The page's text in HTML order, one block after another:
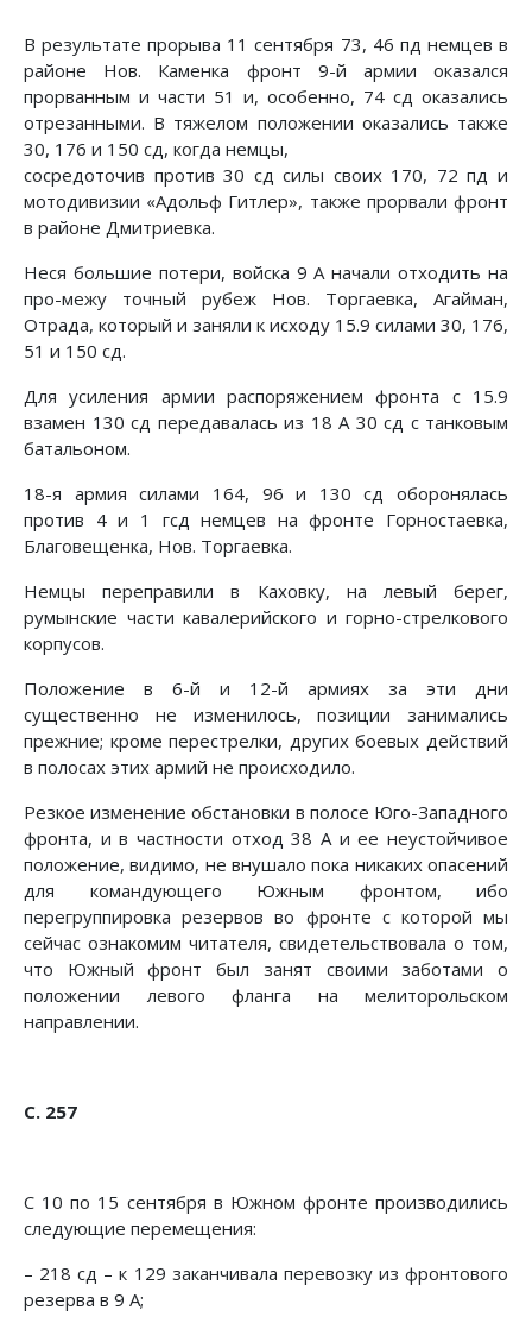
В результате прорыва 11 сентября 73, 46 пд немцев в
районе Нов. Каменка фронт 9-й армии оказался
прорванным и части 51 и, особенно, 74 сд оказались
отрезанными. В тяжелом положении оказались также
30, 176 и 150 сд, когда немцы,
сосредоточив против 30 сд силы своих 170, 72 пд и
мотодивизии «Адольф Гитлер», так­же прорвали фронт
в районе Дмитриевка.
Неся большие потери, войска 9 А начали отходить на
про-межу точный рубеж Нов. Торгаевка, Агайман,
Отрада, кото­рый и заняли к исходу 15.9 силами 30, 176,
51 и 150 сд.
Для усиления армии распоряжением фронта с 15.9
взамен 130 сд передавалась из 18 А 30 сд с танковым
батальоном.
18-я армия силами 164, 96 и 130 сд оборонялась
против 4 и 1 гсд немцев на фронте Горностаевка,
Благовещенка, Нов. Торгаевка.
Немцы переправили в Каховку, на левый берег,
румынские части кавалерийского и горно-стрелкового
корпусов.
Положение в 6-й и 12-й армиях за эти дни
существенно не изменилось, позиции занимались
прежние; кроме перестрел­ки, других боевых действий
в полосах этих армий не происходило.
Резкое изменение обстановки в полосе Юго-Западного
фронта, и в частности отход 38 А и ее неустойчивое
положе­ние, видимо, не внушало пока никаких опасений
для коман­дующего Южным фронтом, ибо
перегруппировка резервов во фронте с которой мы
сейчас ознакомим читателя, свидетель­ствовала о том,
что Южный фронт был занят своими забота­ми о
положении левого фланга на мелиторольском
направлении.
С. 257
С 10 по 15 сентября в Южном фронте производились
сле­дующие перемещения:
– 218 сд – к 129 заканчивала перевозку из фронтового
резерва в 9 А;